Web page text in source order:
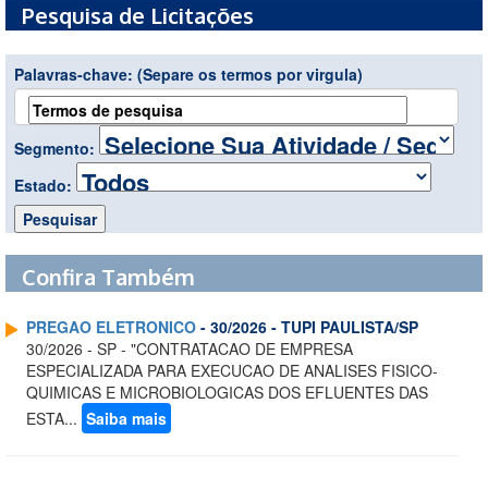
Pesquisa de Licitações
Palavras-chave: (Separe os termos por virgula)
Segmento:
Estado:
Confira Também
PREGAO ELETRONICO - 30/2026 - TUPI PAULISTA/SP
30/2026 - SP - "CONTRATACAO DE EMPRESA
ESPECIALIZADA PARA EXECUCAO DE ANALISES FISICO-
QUIMICAS E MICROBIOLOGICAS DOS EFLUENTES DAS
ESTA... Saiba mais